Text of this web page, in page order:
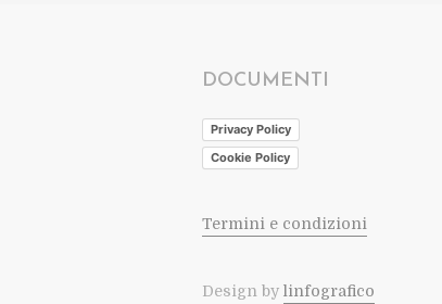
DOCUMENTI
Privacy Policy
Cookie Policy
Termini e condizioni
Design by linfografico